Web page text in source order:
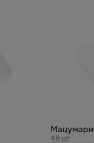
Мацумари
48 шт